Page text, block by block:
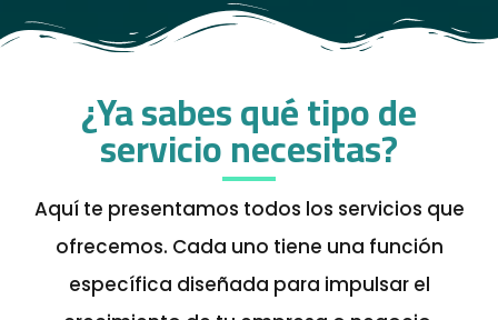
¿Ya sabes qué tipo de
servicio necesitas?
Aquí te presentamos todos los servicios que
ofrecemos. Cada uno tiene una función
específica diseñada para impulsar el